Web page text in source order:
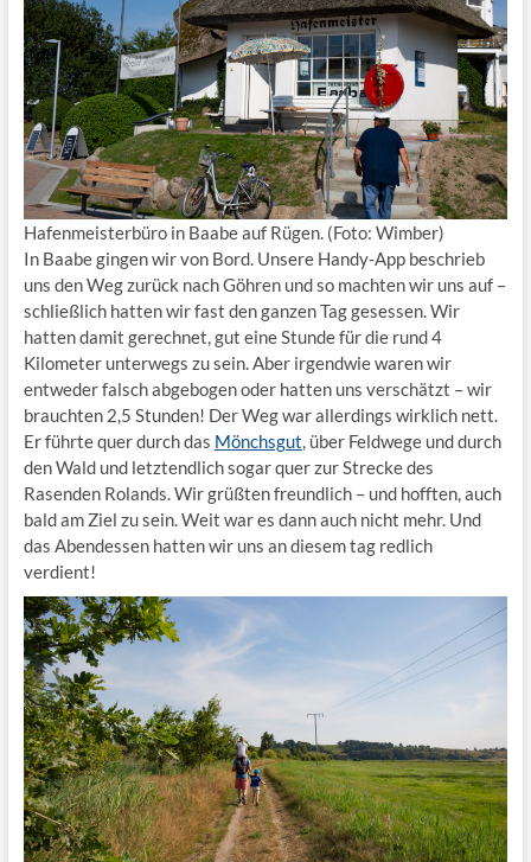
Hafenmeisterbüro in Baabe auf Rügen. (Foto: Wimber)
In Baabe gingen wir von Bord. Unsere Handy-App beschrieb
uns den Weg zurück nach Göhren und so machten wir uns auf –
schließlich hatten wir fast den ganzen Tag gesessen. Wir
hatten damit gerechnet, gut eine Stunde für die rund 4
Kilometer unterwegs zu sein. Aber irgendwie waren wir
entweder falsch abgebogen oder hatten uns verschätzt – wir
brauchten 2,5 Stunden! Der Weg war allerdings wirklich nett.
Er führte quer durch das Mönchsgut , über Feldwege und durch
den Wald und letztendlich sogar quer zur Strecke des
Rasenden Rolands. Wir grüßten freundlich – und hofften, auch
bald am Ziel zu sein. Weit war es dann auch nicht mehr. Und
das Abendessen hatten wir uns an diesem tag redlich
verdient!